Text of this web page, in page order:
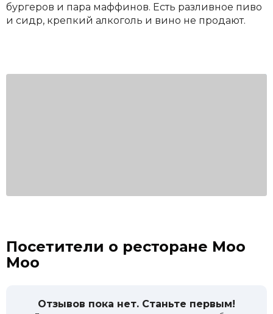
бургеров и пара маффинов. Есть разливное пиво
и сидр, крепкий алкоголь и вино не продают.
Посетители о ресторане Moo
Moo
Отзывов пока нет. Станьте первым!